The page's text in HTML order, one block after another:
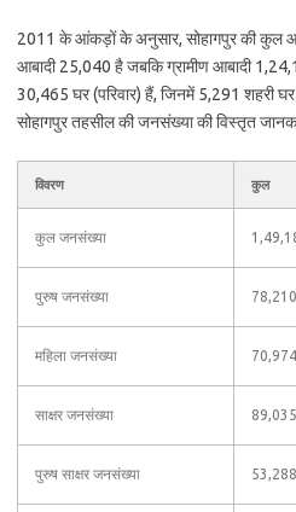
2011 के आंकड़ों के अनुसार, सोहागपुर की कुल
आबादी 25,040 है जबकि ग्रामीण आबादी
30,465 घर (परिवार) हैं, जिनमें 5,291 शहरी
सोहागपुर तहसील की जनसंख्या की विस्तृत
विवरण कुल
कुल जनसंख्या
पुरुष जनसंख्या 78,210
महिला जनसंख्या 70,974
साक्षर जनसंख्या 89,035
पुरुष साक्षर जनसंख्या 53,288